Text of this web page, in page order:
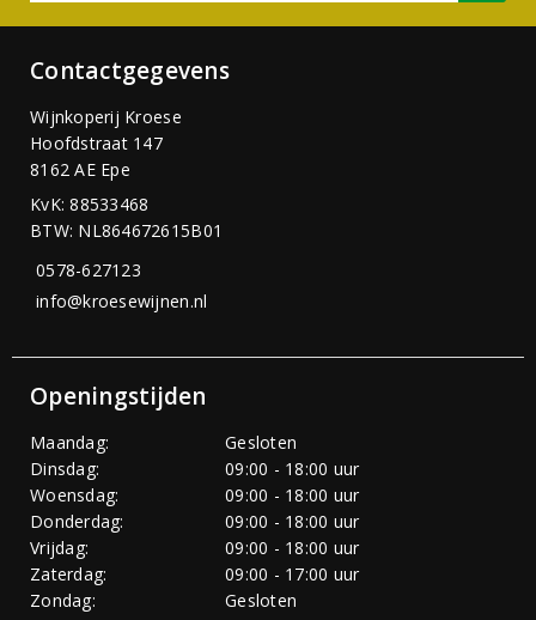
Contactgegevens
Wijnkoperij Kroese
Hoofdstraat 147
8162 AE Epe
KvK: 88533468
BTW: NL864672615B01
0578-627123
info@kroesewijnen.nl
Openingstijden
Maandag:
Gesloten
Dinsdag:
09:00 - 18:00 uur
Woensdag:
09:00 - 18:00 uur
Donderdag:
09:00 - 18:00 uur
Vrijdag:
09:00 - 18:00 uur
Zaterdag:
09:00 - 17:00 uur
Zondag:
Gesloten